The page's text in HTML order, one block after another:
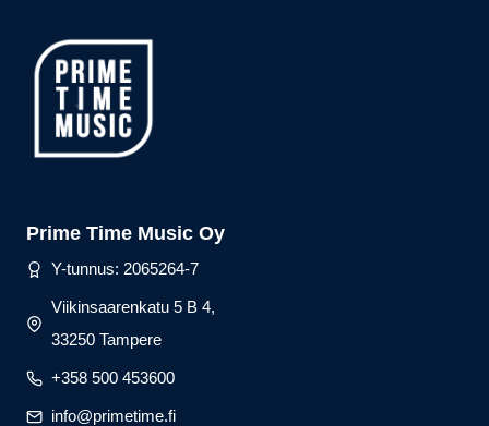
Prime Time Music Oy
Y-tunnus: 2065264-7
Viikinsaarenkatu 5 B 4,
33250 Tampere
+358 500 453600
info@primetime.fi